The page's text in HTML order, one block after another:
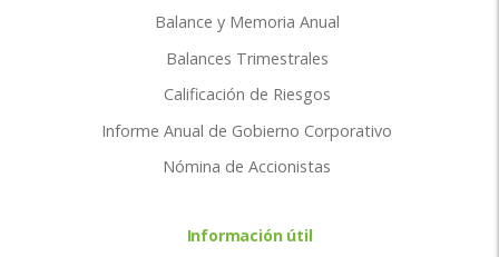
Balance y Memoria Anual
Balances Trimestrales
Calificación de Riesgos
Informe Anual de Gobierno Corporativo
Nómina de Accionistas
Información útil